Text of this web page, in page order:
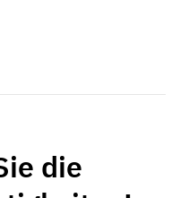
die